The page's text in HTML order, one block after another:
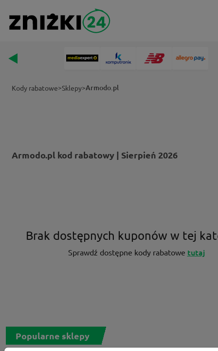
Kody rabatowe>Sklepy>Armodo.pl
Armodo.pl kod rabatowy | Sierpień 2026
Brak dostępnych kuponów w tej
Sprawdź dostępne kody rabatowe tutaj
Popularne sklepy